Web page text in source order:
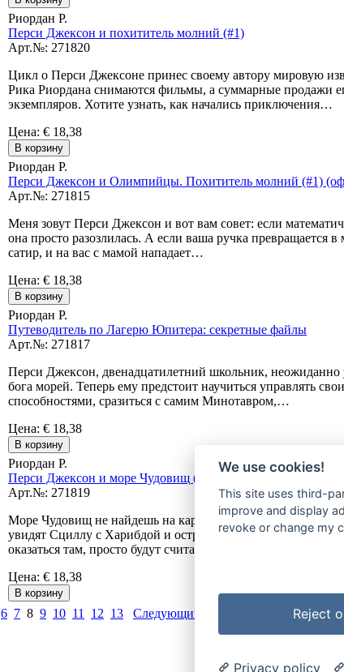
Риордан Р.
Перси Джексон и похититель молний (#1)
Арт.№: 271820
Цикл о Перси Джексоне принес своему автору мировую
Рика Риордана снимаются фильмы, а суммарные продажи
экземпляров. Хотите узнать, как начались приключения…
Цена: € 18,38
Риордан Р.
Перси Джексон и Олимпийцы. Похититель молний (#1)
Арт.№: 271815
Меня зовут Перси Джексон и вот вам совет: если
она просто разозлилась. А если ваша ручка превращается
сатир, и на вас с мамой нападает…
Цена: € 18,38
Риордан Р.
Путеводитель по Лагерю Юпитера: секретные файлы
Арт.№: 271817
Перси Джексон, двенадцатилетний школьник, неожиданно
бога морей. Теперь ему предстоит научиться управлять
способностями, сразиться с самим Минотавром,…
Цена: € 18,38
Риордан Р.
Перси Джексон и море Чудовищ (#2)
Арт.№: 271819
Море Чудовищ не найдешь на картах – ведь обычные люди
увидят Сциллу с Харибдой и остров Цирцеи, не услышат
оказаться там, просто будут считать это…
Цена: € 18,38
6 7 8 9 10 11 12 13 Следующий > | Показано 71-80
We use cookies!
This site uses third-
improve and display
revoke or change my
Reject
Privacy policy